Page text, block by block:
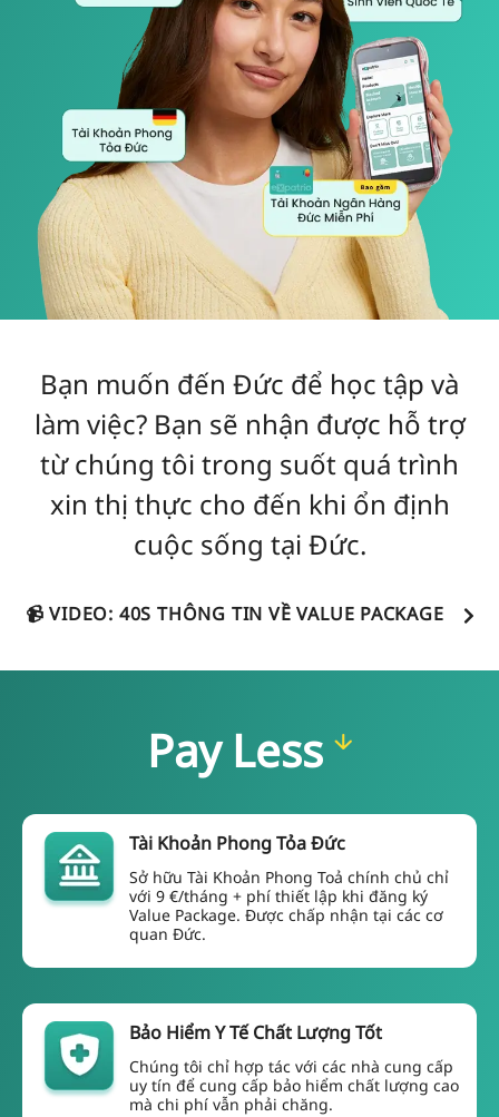
Bạn muốn đến Đức để học tập và
làm việc? Bạn sẽ nhận được hỗ trợ
từ chúng tôi trong suốt quá trình
xin thị thực cho đến khi ổn định
cuộc sống tại Đức.
📹 VIDEO: 40S THÔNG TIN VỀ VALUE PACKAGE
Pay Less
Tài Khoản Phong Tỏa Đức
Sở hữu Tài Khoản Phong Toả chính chủ chỉ
với 9 €/tháng + phí thiết lập khi đăng ký
Value Package. Được chấp nhận tại các cơ
quan Đức.
Bảo Hiểm Y Tế Chất Lượng Tốt
Chúng tôi chỉ hợp tác với các nhà cung cấp
uy tín để cung cấp bảo hiểm chất lượng cao
mà chi phí vẫn phải chăng.